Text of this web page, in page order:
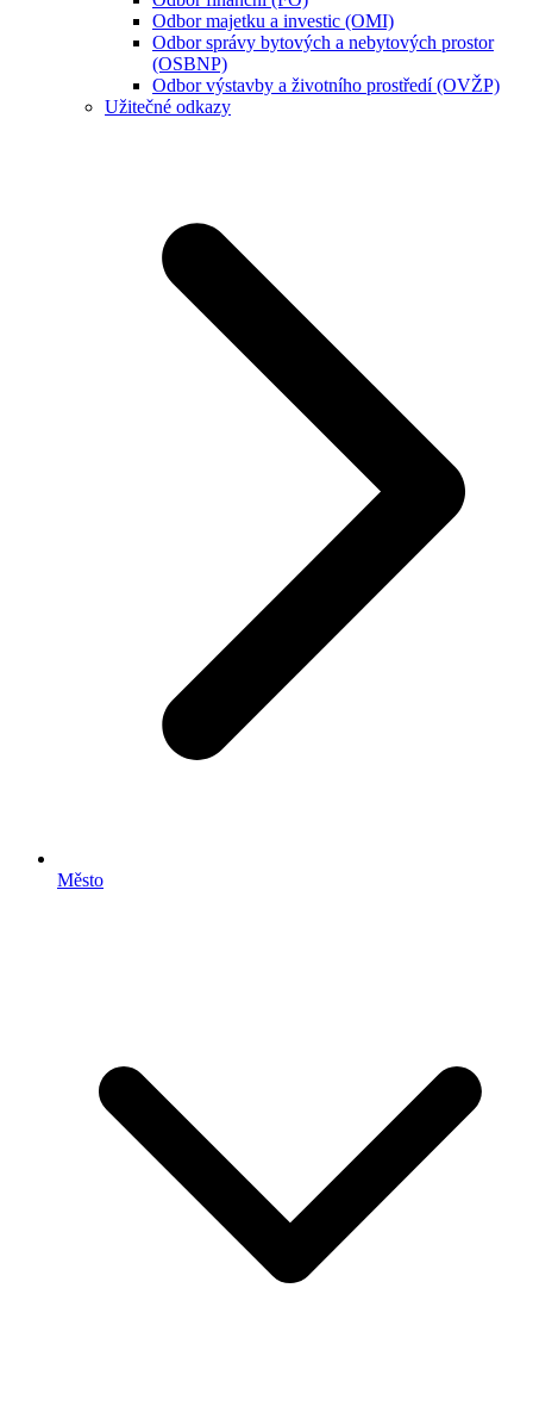
Odbor majetku a investic (OMI)
Odbor správy bytových a nebytových prostor
(OSBNP)
Odbor výstavby a životního prostředí (OVŽP)
Užitečné odkazy
Město